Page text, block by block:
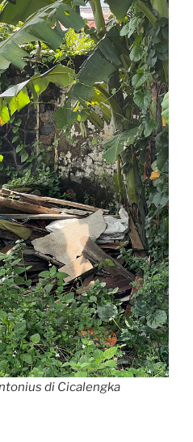
di Cicalengka